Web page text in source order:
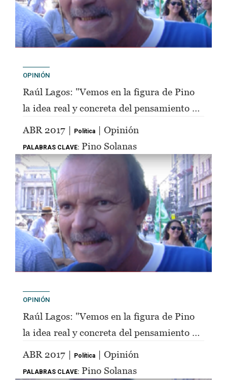
OPINIÓN
Raúl Lagos: "Vemos en la figura de Pino
la idea real y concreta del pensamiento de
ABR 2017 | Política | Opinión
PALABRAS CLAVE: Pino Solanas
OPINIÓN
Raúl Lagos: "Vemos en la figura de Pino
la idea real y concreta del pensamiento de
Perón"
ABR 2017 | Política | Opinión
PALABRAS CLAVE: Pino Solanas